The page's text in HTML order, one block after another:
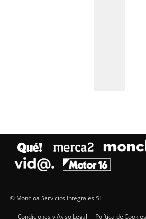
© Moncloa Servicios Integrales SL
Condiciones y Aviso Legal Política de Cookies